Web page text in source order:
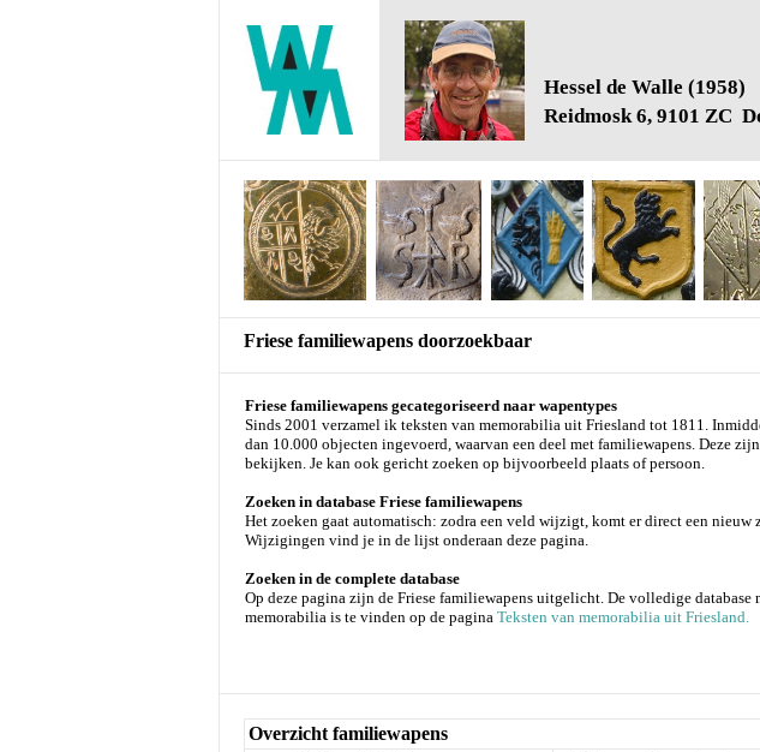
Hessel de Walle (1958)
Reidmosk 6, 9101 ZC
Friese familiewapens doorzoekbaar
Friese familiewapens gecategoriseerd naar wapentypes
Sinds 2001 verzamel ik teksten van memorabilia uit Friesland tot 1811.
dan 10.000 objecten ingevoerd, waarvan een deel met familiewapens. Deze
bekijken. Je kan ook gericht zoeken op bijvoorbeeld plaats of persoon.
Zoeken in database Friese familiewapens
Het zoeken gaat automatisch: zodra een veld wijzigt, komt er direct een nieuw
Wijzigingen vind je in de lijst onderaan deze pagina.
Zoeken in de complete database
Op deze pagina zijn de Friese familiewapens uitgelicht. De volledige database
memorabilia is te vinden op de pagina Teksten van memorabilia uit Friesland.
Overzicht familiewapens